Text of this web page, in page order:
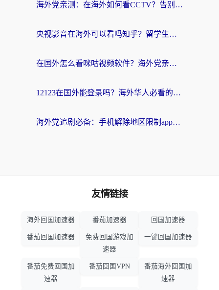
海外党亲测：在海外如何看CCTV？告别“仅限大陆播放”的实用指南
央视影音在海外可以看吗知乎？留学生亲测：3步解决地域限制+追剧自由
在国外怎么看咪咕视频软件？海外党亲测有效的回国加速方案
12123在国外能登录吗？海外华人必看的回国加速实用指南
海外党追剧必备：手机解除地区限制app怎么选？解决央视视频&国内剧地区限制全指南
友情链接
海外回国加速器 番茄加速器 回国加速器
番茄回国加速器
免费回国游戏加
速器
一键回国加速器
番茄免费回国加
速器
番茄回国VPN
番茄海外回国加
速器